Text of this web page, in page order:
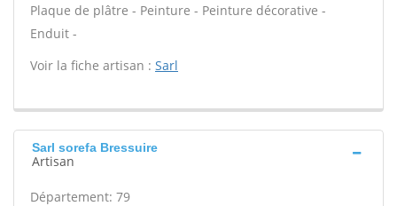
Plaque de plâtre - Peinture - Peinture décorative -
Enduit -
Voir la fiche artisan : Sarl
Sarl sorefa Bressuire
Artisan
Département: 79